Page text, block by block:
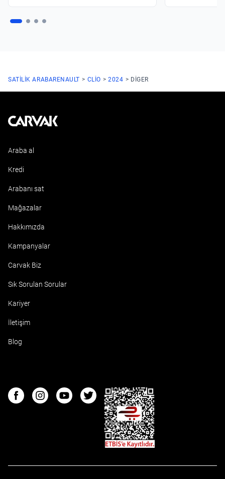
SATILIK ARABARENAULT CLIO 2024 DIGER
Kavak
Araba al
Kredi
Arabanı sat
Mağazalar
Hakkımızda
Kampanyalar
Carvak Biz
Sık Sorulan Sorular
Kariyer
İletişim
Blog
FacebookInstagramYoutubeTwitter
ETBIS